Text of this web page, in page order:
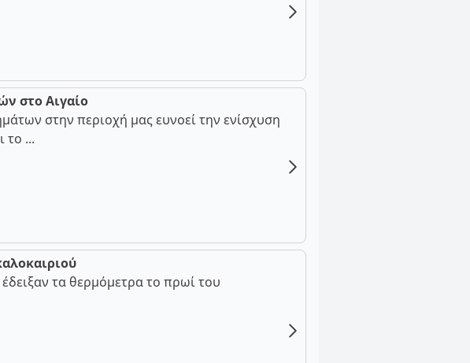
στο Αιγαίο
στην περιοχή μας ευνοεί την ενίσχυση
το ...
τα θερμόμετρα το πρωί του